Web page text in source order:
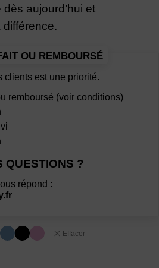
aujourd’hui et
OU REMBOURSÉ
clients est une priorité.
remboursé (voir conditions)
QUESTIONS ?
répond :
Effacer